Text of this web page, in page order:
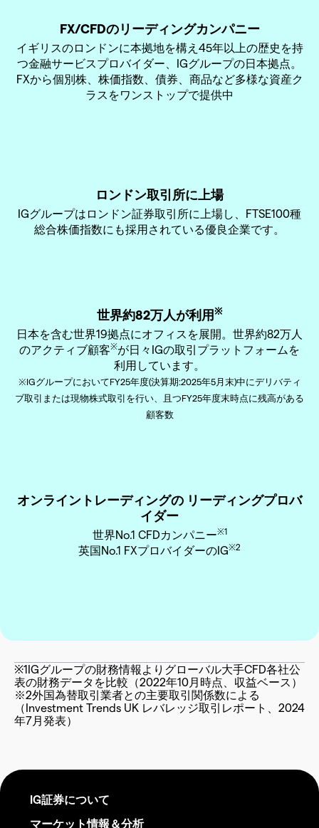
FX/CFDのリーディングカンパニー
イギリスのロンドンに本拠地を構え45年以上の歴史を持
つ金融サービスプロバイダー、IGグループの日本拠点。
FXから個別株、株価指数、債券、商品など多様な資産ク
ラスをワンストップで提供中
ロンドン取引所に上場
IGグループはロンドン証券取引所に上場し、FTSE100種
総合株価指数にも採用されている優良企業です。
世界約82万人が利用※
日本を含む世界19拠点にオフィスを展開。世界約82万人
のアクティブ顧客※が日々IGの取引プラットフォームを
利用しています。
※IGグループにおいてFY25年度(決算期:2025年5月末)中にデリバティ
ブ取引または現物株式取引を行い、且つFY25年度末時点に残高がある
顧客数
オンライントレーディングの リーディングプロバ
イダー
世界No.1 CFDカンパニー※1
英国No.1 FXプロバイダーのIG※2
※1IGグループの財務情報よりグローバル大手CFD各社公
表の財務データを比較（2022年10月時点、収益ベース）
※2外国為替取引業者との主要取引関係数による
（Investment Trends UK レバレッジ取引レポート、2024
年7月発表）
IG証券について
マーケット情報＆分析